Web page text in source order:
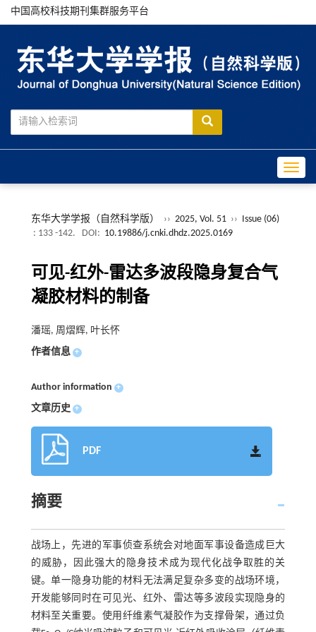
中国高校科技期刊集群服务平台
东华大学学报（自然科学版） ›› 2025, Vol. 51 ›› Issue (06)
: 133 -142.
DOI: 10.19886/j.cnki.dhdz.2025.0169
可见-红外-雷达多波段隐身复合气
凝胶材料的制备
潘瑶, 周熠辉, 叶长怀
作者信息 +
Author information +
文章历史 +
PDF
摘要
战场上，先进的军事侦查系统会对地面军事设备造成巨大
的威胁，因此强大的隐身技术成为现代化战争取胜的关
键。单一隐身功能的材料无法满足复杂多变的战场环境，
开发能够同时在可见光、红外、雷达等多波段实现隐身的
材料至关重要。使用纤维素气凝胶作为支撑骨架，通过负